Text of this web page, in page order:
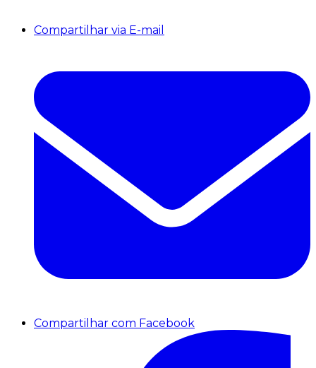
Compartilhar via E-mail
Compartilhar com Facebook